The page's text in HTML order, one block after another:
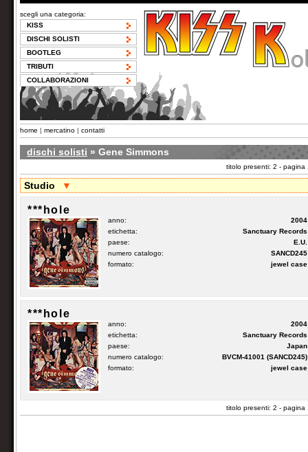
scegli una categoria:
KISS
DISCHI SOLISTI
BOOTLEG
TRIBUTI
COLLABORAZIONI
home | mercatino | contatti
dischi solisti » Gene Simmons
titolo presenti: 2 - pagina
Studio ▼
***hole
anno:
2004
etichetta:
Sanctuary Records
paese:
E.U.
numero catalogo:
SANCD245
formato:
jewel case
***hole
anno:
2004
etichetta:
Sanctuary Records
paese:
Japan
numero catalogo:
BVCM-41001 (SANCD245)
formato:
jewel case
titolo presenti: 2 - pagina